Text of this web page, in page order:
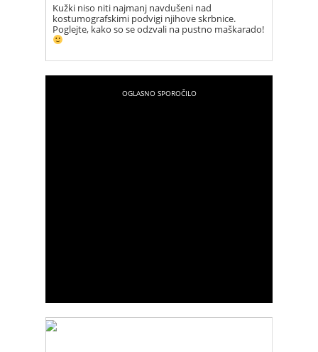
Kužki niso niti najmanj navdušeni nad
kostumografskimi podvigi njihove skrbnice.
Poglejte, kako so se odzvali na pustno maškarado!